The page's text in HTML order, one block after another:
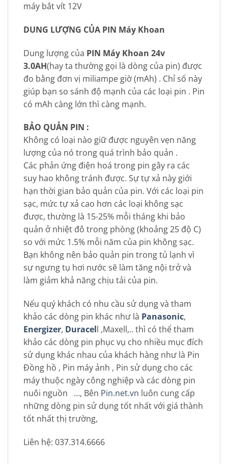
máy bắt vít 12V
DUNG LƯỢNG CỦA PIN Máy Khoan
Dung lượng của PIN Máy Khoan 24v
3.0AH(hay ta thường gọi là dòng của pin) được
đo bằng đơn vị miliampe giờ (mAh) . Chỉ số này
giúp bạn so sánh độ mạnh của các loại pin . Pin
có mAh càng lớn thì càng mạnh.
BẢO QUẢN PIN :
Không có loại nào giữ được nguyên vẹn năng
lượng của nó trong quá trình bảo quản .
Các phản ứng điện hoá trong pin gây ra các
suy hao không tránh được. Sự tự xả này giới
hạn thời gian bảo quản của pin. Với các loại pin
sạc, mức tự xả cao hơn các loại không sạc
được, thường là 15-25% mỗi tháng khi bảo
quản ở nhiệt đô trong phòng (khoảng 25 độ C)
so với mức 1.5% mỗi năm của pin không sạc.
Bạn không nên bảo quản pin trong tủ lạnh vì
sự ngưng tụ hơi nước sẽ làm tăng nội trở và
làm giảm khả năng chịu tải của pin.
Nếu quý khách có nhu cầu sử dụng và tham
khảo các dòng pin khác như là Panasonic,
Energizer, Duracell ,Maxell,.. thì có thể tham
khảo các dòng pin phục vụ cho nhiều mục đích
sử dụng khác nhau của khách hàng như là Pin
Đồng hồ , Pin máy ảnh , Pin sử dụng cho các
máy thuộc ngày công nghiệp và các dòng pin
nuôi nguồn …, Bên Pin.net.vn luôn cung cấp
những dòng pin sử dụng tốt nhất với giá thành
tốt nhất thị trường,
Liên hệ: 037.314.6666